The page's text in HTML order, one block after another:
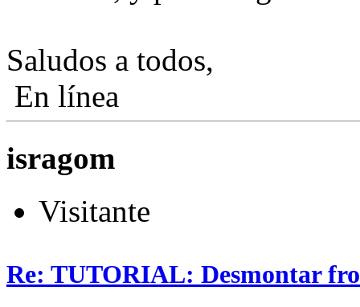
Saludos a todos,
En línea
isragom
Visitante
Re: TUTORIAL: Desmontar